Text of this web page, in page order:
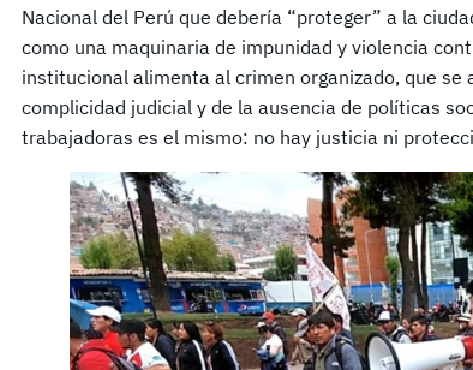
Nacional del Perú que debería “proteger” a la
como una maquinaria de impunidad y violencia
institucional alimenta al crimen organizado, que se
complicidad judicial y de la ausencia de políticas
trabajadoras es el mismo: no hay justicia ni